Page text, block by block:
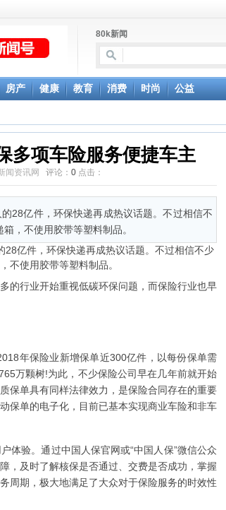
80k新闻
房产 健康 教育 消费 时尚 公益
多项车险服务便捷车主
闻资讯网 评论： 0点击：
28亿件，环保快递再成热议话题。不过相信不
，不使用胶带等塑料制品。
亿件，环保快递再成热议话题。不过相信不少
不使用胶带等塑料制品。
行业开始重视低碳环保问题，而保险行业也早
年保险业新增保单近300亿件，以每份保单需
万颗树!为此，不少保险公司早在几年前就开始
保单具有同样法律效力，是保险合同存在的重要
保单的电子化，目前已基本实现商业车险和非车
验。通过中国人保官网或“中国人保”微信公众
，及时了解核保是否通过、交费是否成功，掌握
周期，极大地满足了大众对于保险服务的时效性